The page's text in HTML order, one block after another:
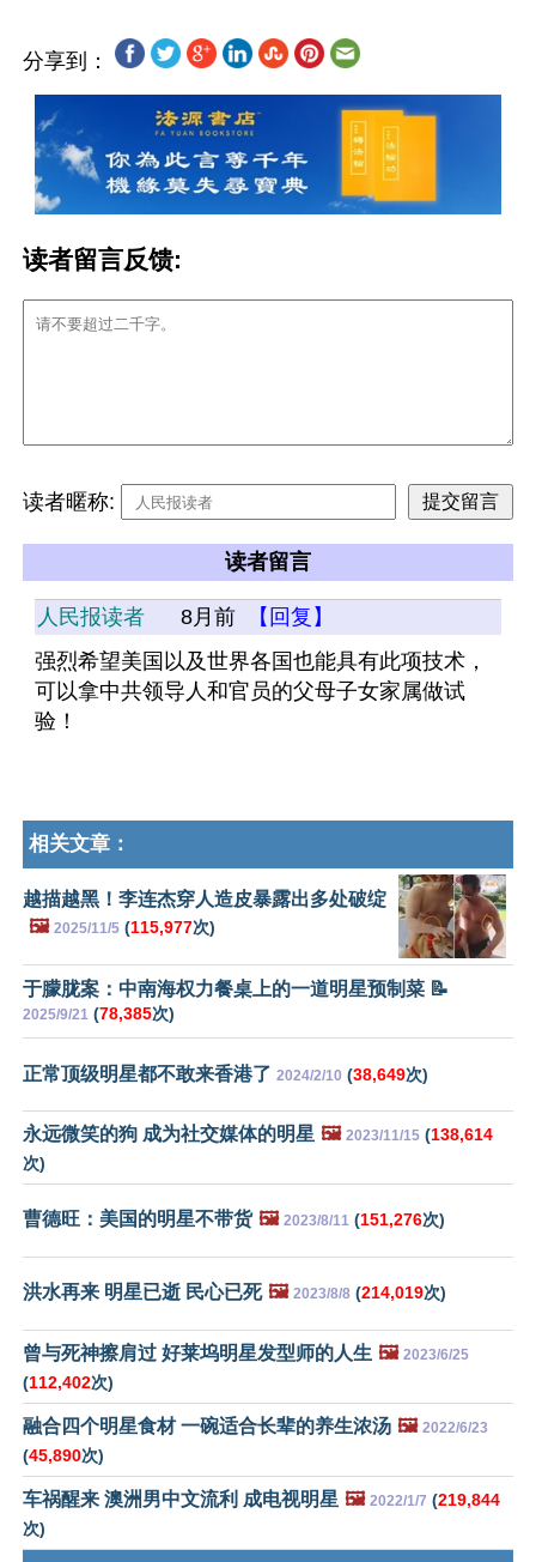
分享到：
读者留言反馈:
读者暱称:
读者留言
人民报读者 8月前
【回复】
强烈希望美国以及世界各国也能具有此项技术，
可以拿中共领导人和官员的父母子女家属做试
验！
相关文章：
越描越黑！李连杰穿人造皮暴露出多处破绽
🖼️ 2025/11/5 (115,977次)
于朦胧案：中南海权力餐桌上的一道明星预制菜 📝
2025/9/21 (78,385次)
正常顶级明星都不敢来香港了 2024/2/10 (38,649次)
永远微笑的狗 成为社交媒体的明星 🖼️ 2023/11/15 (138,614
次)
曹德旺：美国的明星不带货 🖼️ 2023/8/11 (151,276次)
洪水再来 明星已逝 民心已死 🖼️ 2023/8/8 (214,019次)
曾与死神擦肩过 好莱坞明星发型师的人生 🖼️ 2023/6/25
(112,402次)
融合四个明星食材 一碗适合长辈的养生浓汤 🖼️ 2022/6/23
(45,890次)
车祸醒来 澳洲男中文流利 成电视明星 🖼️ 2022/1/7 (219,844
次)